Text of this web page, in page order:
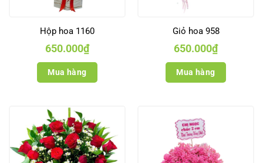
Hộp hoa 1160
650.000₫
Mua hàng
Giỏ hoa 958
650.000₫
Mua hàng